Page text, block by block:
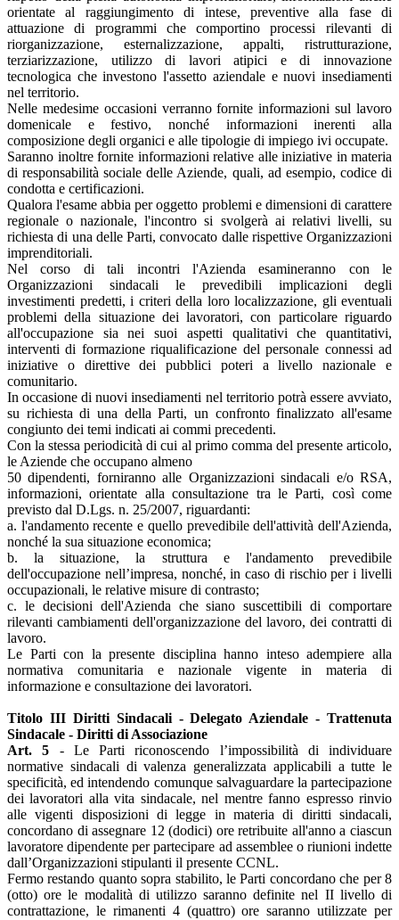
orientate al raggiungimento di intese, preventive alla fase di
attuazione di programmi che comportino processi rilevanti di
riorganizzazione, esternalizzazione, appalti, ristrutturazione,
terziarizzazione, utilizzo di lavori atipici e di innovazione
tecnologica che investono l'assetto aziendale e nuovi insediamenti
nel territorio.
Nelle medesime occasioni verranno fornite informazioni sul lavoro
domenicale e festivo, nonché informazioni inerenti alla
composizione degli organici e alle tipologie di impiego ivi occupate.
Saranno inoltre fornite informazioni relative alle iniziative in materia
di responsabilità sociale delle Aziende, quali, ad esempio, codice di
condotta e certificazioni.
Qualora l'esame abbia per oggetto problemi e dimensioni di carattere
regionale o nazionale, l'incontro si svolgerà ai relativi livelli, su
richiesta di una delle Parti, convocato dalle rispettive Organizzazioni
imprenditoriali.
Nel corso di tali incontri l'Azienda esamineranno con le
Organizzazioni sindacali le prevedibili implicazioni degli
investimenti predetti, i criteri della loro localizzazione, gli eventuali
problemi della situazione dei lavoratori, con particolare riguardo
all'occupazione sia nei suoi aspetti qualitativi che quantitativi,
interventi di formazione riqualificazione del personale connessi ad
iniziative o direttive dei pubblici poteri a livello nazionale e
comunitario.
In occasione di nuovi insediamenti nel territorio potrà essere avviato,
su richiesta di una della Parti, un confronto finalizzato all'esame
congiunto dei temi indicati ai commi precedenti.
Con la stessa periodicità di cui al primo comma del presente articolo,
le Aziende che occupano almeno
50 dipendenti, forniranno alle Organizzazioni sindacali e/o RSA,
informazioni, orientate alla consultazione tra le Parti, così come
previsto dal D.Lgs. n. 25/2007, riguardanti:
a. l'andamento recente e quello prevedibile dell'attività dell'Azienda,
nonché la sua situazione economica;
b. la situazione, la struttura e l'andamento prevedibile
dell'occupazione nell’impresa, nonché, in caso di rischio per i livelli
occupazionali, le relative misure di contrasto;
c. le decisioni dell'Azienda che siano suscettibili di comportare
rilevanti cambiamenti dell'organizzazione del lavoro, dei contratti di
lavoro.
Le Parti con la presente disciplina hanno inteso adempiere alla
normativa comunitaria e nazionale vigente in materia di
informazione e consultazione dei lavoratori.
Titolo III Diritti Sindacali - Delegato Aziendale - Trattenuta
Sindacale - Diritti di Associazione
Art. 5 - Le Parti riconoscendo l’impossibilità di individuare
normative sindacali di valenza generalizzata applicabili a tutte le
specificità, ed intendendo comunque salvaguardare la partecipazione
dei lavoratori alla vita sindacale, nel mentre fanno espresso rinvio
alle vigenti disposizioni di legge in materia di diritti sindacali,
concordano di assegnare 12 (dodici) ore retribuite all'anno a ciascun
lavoratore dipendente per partecipare ad assemblee o riunioni indette
dall’Organizzazioni stipulanti il presente CCNL.
Fermo restando quanto sopra stabilito, le Parti concordano che per 8
(otto) ore le modalità di utilizzo saranno definite nel II livello di
contrattazione, le rimanenti 4 (quattro) ore saranno utilizzate per